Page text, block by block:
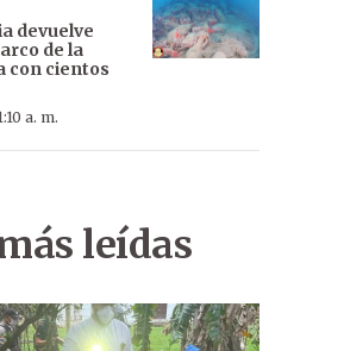
devuelve
de la
con cientos
a. m.
leídas